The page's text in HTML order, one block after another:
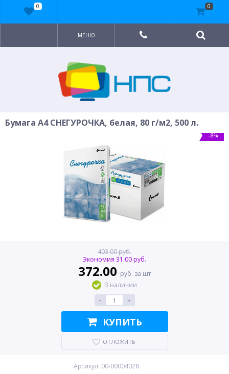
МЕНЮ
Бумага A4 СНЕГУРОЧКА, белая, 80 г/м2, 500 л.
-8%
403.00 руб.
Экономия 31.00 руб.
372.00 руб. за шт
В наличии
-
+
КУПИТЬ
ОТЛОЖИТЬ
Артикул: 00-00004028
0 0